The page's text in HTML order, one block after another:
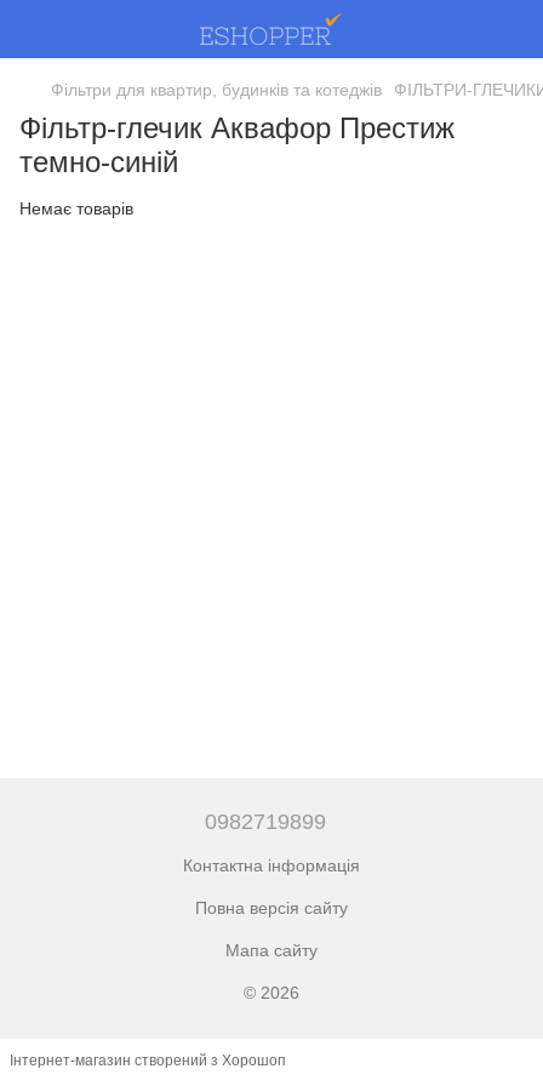
Фільтри для квартир, будинків та котеджів ФІЛЬТРИ-
Фільтр-глечик Аквафор Престиж
темно-синій
Немає товарів
0982719899
Контактна інформація
Повна версія сайту
Мапа сайту
© 2026
Інтернет-магазин створений з Хорошоп